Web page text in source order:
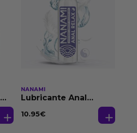
NANAMI
Lubricante Anal
Dilatación Base Agua
10.95€